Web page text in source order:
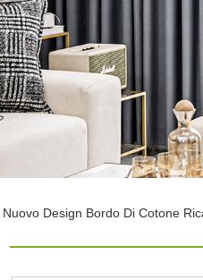
Nuovo Design Bordo Di Cotone